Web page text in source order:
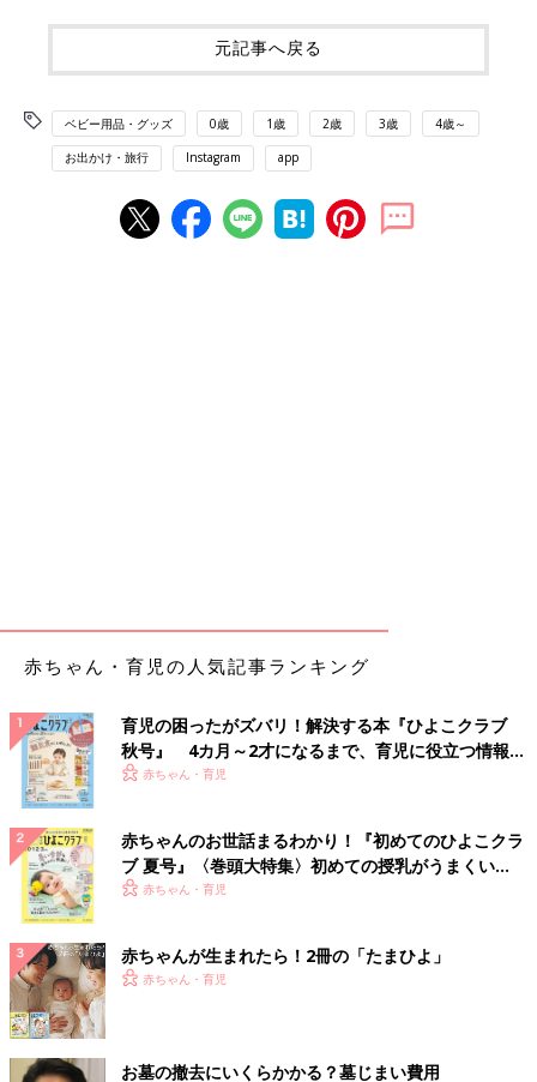
元記事へ戻る
ベビー用品・グッズ 0歳 1歳 2歳 3歳 4歳～
お出かけ・旅行 Instagram app
赤ちゃん・育児の人気記事ランキング
育児の困ったがズバリ！解決する本『ひよこクラブ
秋号』 4カ月～2才になるまで、育児に役立つ情報が
いっぱい！
赤ちゃん・育児
赤ちゃんのお世話まるわかり！『初めてのひよこクラ
ブ 夏号』〈巻頭大特集〉初めての授乳がうまくい
く！ おっぱい・ミルクの基本と夏のトラブル 解決テ
赤ちゃん・育児
赤ちゃんが生まれたら！2冊の「たまひよ」
赤ちゃん・育児
お墓の撤去にいくらかかる？墓じまい費用